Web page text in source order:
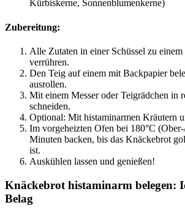
Kürbiskerne, Sonnenblumenkerne)
Zubereitung:
Alle Zutaten in einer Schüssel zu
verrühren.
Den Teig auf einem mit Backpapier
ausrollen.
Mit einem Messer oder Teigrädchen in
schneiden.
Optional: Mit histaminarmen Kräutern
Im vorgeheizten Ofen bei 180°C
Minuten backen, bis das Knäckebrot
ist.
Auskühlen lassen und genießen!
Knäckebrot histaminarm belegen:
Belag